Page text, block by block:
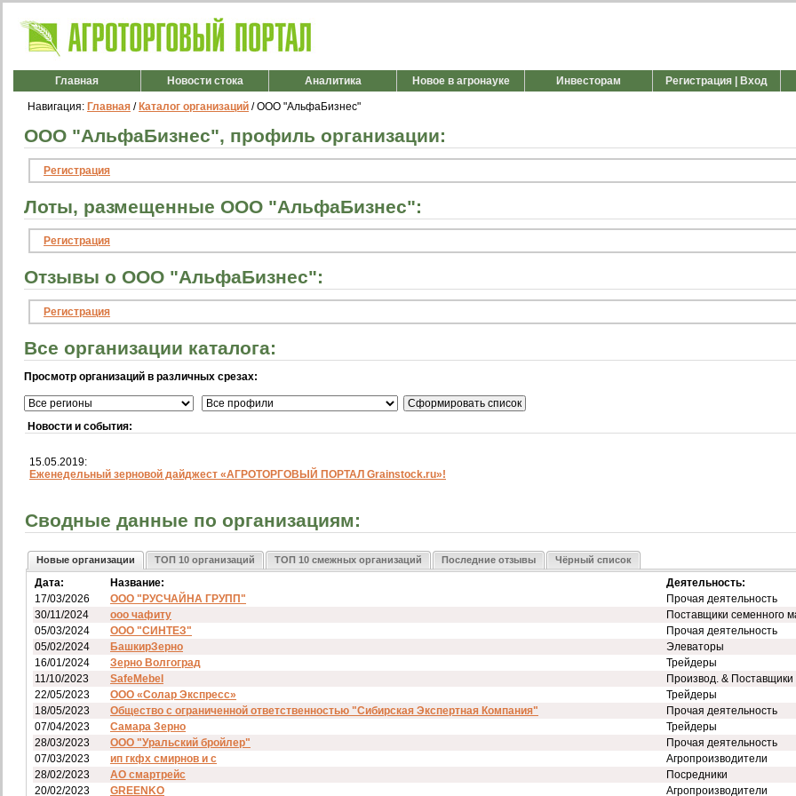
Главная Новости стока Аналитика Новое в агронауке Инвесторам Регистрация | Вход
Навигация: Главная / Каталог организаций / ООО "АльфаБизнес"
ООО "АльфаБизнес", профиль организации:
Регистрация
Лоты, размещенные ООО "АльфаБизнес":
Регистрация
Отзывы о ООО "АльфаБизнес":
Регистрация
Все организации каталога:
Просмотр организаций в различных срезах:
Новости и события:
15.05.2019:
Еженедельный зерновой дайджест «АГРОТОРГОВЫЙ ПОРТАЛ Grainstock.ru»!
Сводные данные по организациям:
Новые организации ТОП 10 организаций ТОП 10 смежных организаций Последние отзывы Чёрный список
Дата: Название: Деятельность:
17/03/2026
ООО "РУСЧАЙНА ГРУПП" Прочая деятельность
30/11/2024
ооо чафиту Поставщики семенного
05/03/2024
ООО "СИНТЕЗ" Прочая деятельность
05/02/2024
БашкирЗерно Элеваторы
16/01/2024
Зерно Волгоград Трейдеры
11/10/2023
SafeMebel Производ. & Поставщики
22/05/2023
ООО «Солар Экспресс» Трейдеры
18/05/2023
Общество с ограниченной ответственностью "Сибирская Экспертная Компания" Прочая деятельность
07/04/2023
Самара Зерно Трейдеры
28/03/2023
ООО "Уральский бройлер" Прочая деятельность
07/03/2023
ип гкфх смирнов и с Агропроизводители
28/02/2023
АО смартрейс Посредники
20/02/2023
GREENKO Агропроизводители